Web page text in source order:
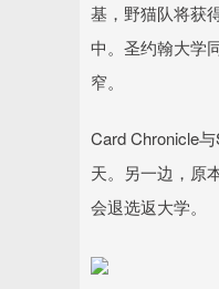
基，野猫队将获
中。圣约翰大学
窄。
Card Chronicle
天。另一边，原
会退选返大学。